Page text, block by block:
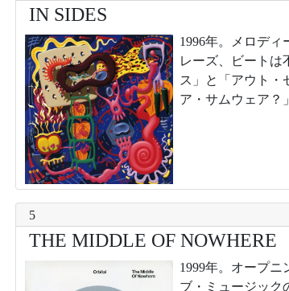
IN SIDES
1996年。メロデ
レーズ、ビートは
ス」と「アウト・
ア・サムウェア？
5
THE MIDDLE OF NOWHERE
1999年。オープ
ブ・ミュージック